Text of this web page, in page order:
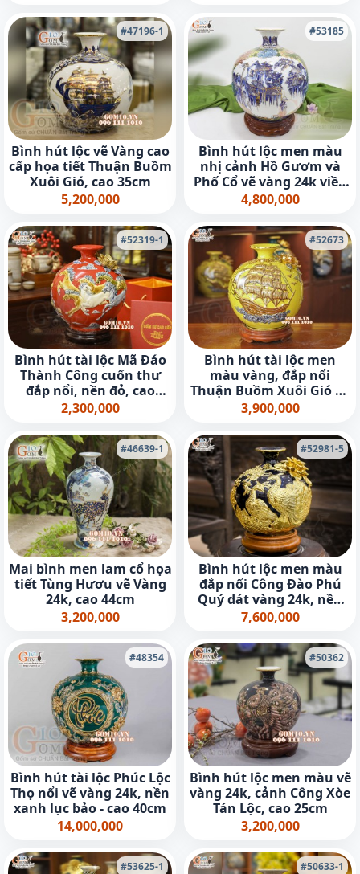
#47196-1
Bình hút lộc vẽ Vàng cao
cấp họa tiết Thuận Buồm
Xuôi Gió, cao 35cm
5,200,000
#53185
Bình hút lộc men màu
nhị cảnh Hồ Gươm và
Phố Cổ vẽ vàng 24k viền
hoa, cao 35cm
4,800,000
#52319-1
Bình hút tài lộc Mã Đáo
Thành Công cuốn thư
đắp nổi, nền đỏ, cao
28cm
2,300,000
#52673
Bình hút tài lộc men
màu vàng, đắp nổi
Thuận Buồm Xuôi Gió vẽ
vàng 24k, cao 25cm
3,900,000
#46639-1
Mai bình men lam cổ họa
tiết Tùng Hươu vẽ Vàng
24k, cao 44cm
3,200,000
#52981-5
Bình hút lộc men màu
đắp nổi Công Đào Phú
Quý dát vàng 24k, nền
xanh coban cao 38cm
7,600,000
#48354
Bình hút tài lộc Phúc Lộc
Thọ nổi vẽ vàng 24k, nền
xanh lục bảo - cao 40cm
14,000,000
#50362
Bình hút lộc men màu vẽ
vàng 24k, cảnh Công Xòe
Tán Lộc, cao 25cm
3,200,000
#53625-1 #50633-1